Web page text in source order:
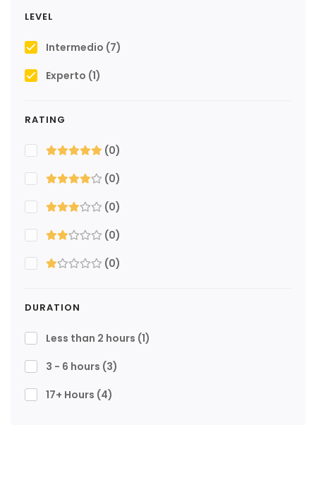
LEVEL
Intermedio (7)
Experto (1)
RATING
(0)
(0)
(0)
(0)
(0)
DURATION
Less than 2 hours (1)
3 - 6 hours (3)
17+ Hours (4)